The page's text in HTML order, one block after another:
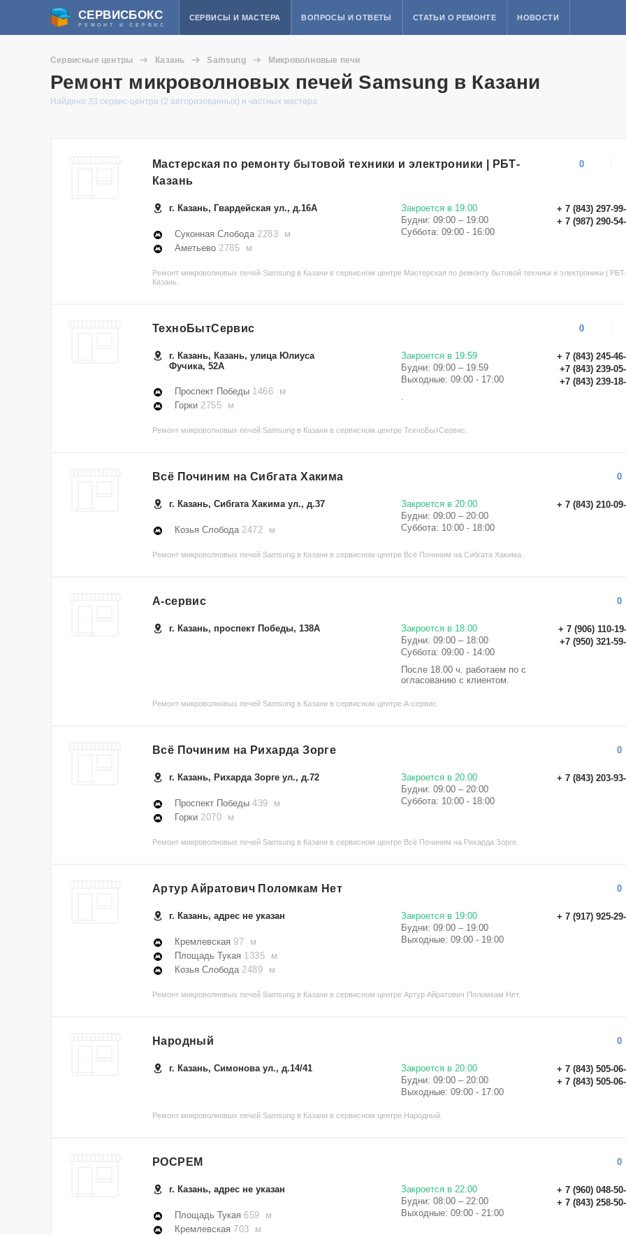
СЕРВИСБОКС
РЕМОНТ И СЕРВИС
СЕРВИСЫ И МАСТЕРА ВОПРОСЫ И ОТВЕТЫ СТАТЬИ О РЕМОНТЕ НОВОСТИ
Сервисные центры Казань Samsung Микроволновые печи
Ремонт микроволновых печей Samsung в Казани
Найдено 33 сервис-центра (2 авторизованных) и частных мастера
Мастерская по ремонту бытовой техники и электроники | РБТ-
Казань
0
г. Казань, Гвардейская ул., д.16А
Суконная Слобода2283 м
Аметьево 2785 м
+ 7 (843) 297-
+ 7 (987) 290-
Закроется в 19:00
Будни: 09:00 – 19:00
Суббота: 09:00 - 16:00
Ремонт микроволновых печей Samsung в Казани в сервисном центре Мастерская по ремонту бытовой техники и электроники | РБТ-
Казань.
ТехноБытСервис 0
г. Казань, Казань, улица Юлиуса
Фучика, 52А
Проспект Победы 1466 м
Горки 2755 м
+ 7 (843) 245-
+7 (843) 239-
+7 (843) 239-
Закроется в 19:59
Будни: 09:00 – 19:59
Выходные: 09:00 - 17:00
.
Ремонт микроволновых печей Samsung в Казани в сервисном центре ТехноБытСервис.
Всё Починим на Сибгата Хакима 0
г. Казань, Сибгата Хакима ул., д.37
Козья Слобода2472 м
+ 7 (843) 210-
Закроется в 20:00
Будни: 09:00 – 20:00
Суббота: 10:00 - 18:00
Ремонт микроволновых печей Samsung в Казани в сервисном центре Всё Починим на Сибгата Хакима.
А-сервис 0
г. Казань, проспект Победы, 138А
+ 7 (906) 110-
+7 (950) 321-
Закроется в 18:00
Будни: 09:00 – 18:00
Суббота: 09:00 - 14:00
После 18.00 ч. работаем по с
огласованию с клиентом.
Ремонт микроволновых печей Samsung в Казани в сервисном центре А-сервис.
Всё Починим на Рихарда Зорге 0
г. Казань, Рихарда Зорге ул., д.72
Проспект Победы 439 м
Горки 2070 м
+ 7 (843) 203-
Закроется в 20:00
Будни: 09:00 – 20:00
Суббота: 10:00 - 18:00
Ремонт микроволновых печей Samsung в Казани в сервисном центре Всё Починим на Рихарда Зорге.
Артур Айратович Поломкам Нет 0
г. Казань, адрес не указан
Кремлевская 97 м
Площадь Тукая 1335 м
Козья Слобода2489 м
+ 7 (917) 925-
Закроется в 19:00
Будни: 09:00 – 19:00
Выходные: 09:00 - 19:00
Ремонт микроволновых печей Samsung в Казани в сервисном центре Артур Айратович Поломкам Нет.
Народный 0
г. Казань, Симонова ул., д.14/41
+ 7 (843) 505-
+ 7 (843) 505-
Закроется в 20:00
Будни: 09:00 – 20:00
Выходные: 09:00 - 17:00
Ремонт микроволновых печей Samsung в Казани в сервисном центре Народный.
РОСРЕМ 0
г. Казань, адрес не указан
Площадь Тукая 659 м
Кремлевская 703 м
+ 7 (960) 048-
+ 7 (843) 258-
Закроется в 22:00
Будни: 08:00 – 22:00
Выходные: 09:00 - 21:00